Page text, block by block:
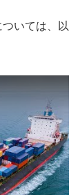
いては、以